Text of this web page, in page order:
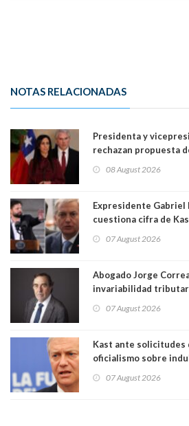
NOTAS RELACIONADAS
Presidenta y
rechazan propuesta
"Constituye un
08 August 2026
Expresidente
cuestiona cifra de
07 August 2026
Abogado Jorge
invariabilidad
democracia” y
07 August 2026
Kast ante solicitudes
oficialismo sobre
07 August 2026